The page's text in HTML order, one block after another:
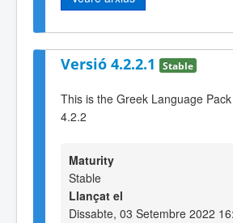
Versió 4.2.2.1 Stable
This is the Greek Language
4.2.2
Maturity
Stable
Llançat el
Dissabte, 03 Setembre 2022